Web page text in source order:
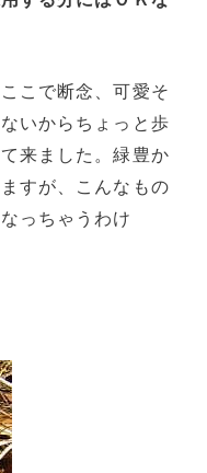
こで断念、可愛そ
いからちょっと歩
来ました。緑豊か
すが、こんなもの
っちゃうわけ